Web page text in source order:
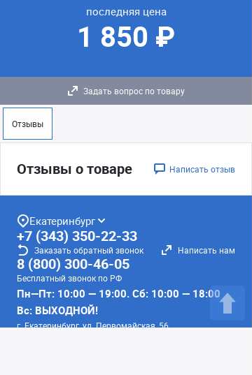
последняя цена
1 850 ₽
Задать вопрос по товару
Отзывы
Отзывы о товаре Написать отзыв
Екатеринбург
+7 (343) 350-22-33
Заказать обратный звонок Написать нам
8 (800) 300-46-05
Бесплатный звонок по РФ
Пн—Пт: 10:00 — 19:00. Сб: 10:00 — 18:00
Вс: ВЫХОДНОЙ!
г. Екатеринбург, ул. Первомайская, 56